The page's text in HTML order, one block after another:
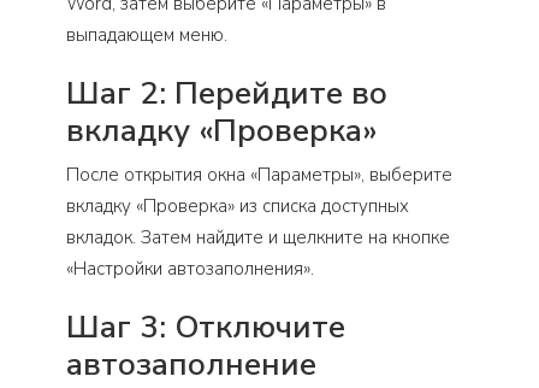
выпадающем меню.
Шаг 2: Перейдите во
вкладку «Проверка»
После открытия окна «Параметры», выберите
вкладку «Проверка» из списка доступных
вкладок. Затем найдите и щелкните на кнопке
«Настройки автозаполнения».
Шаг 3: Отключите
автозаполнение